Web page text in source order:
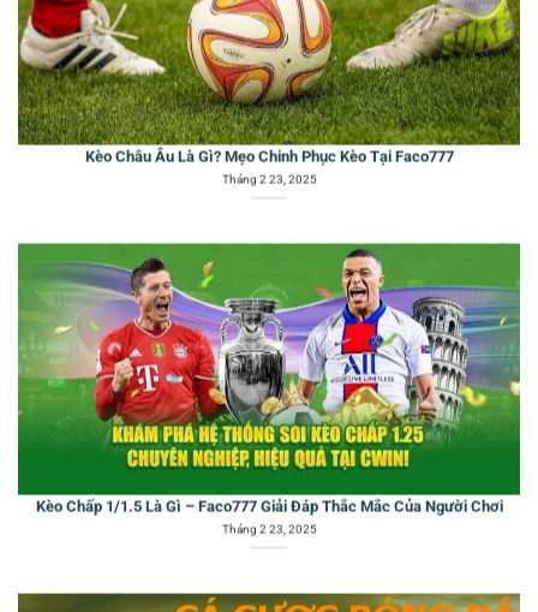
Kèo Châu Âu Là Gì? Mẹo Chinh Phục Kèo Tại Faco777
Tháng 2 23, 2025
Kèo Chấp 1/1.5 Là Gì – Faco777 Giải Đáp Thắc Mắc Của Người Chơi
Tháng 2 23, 2025